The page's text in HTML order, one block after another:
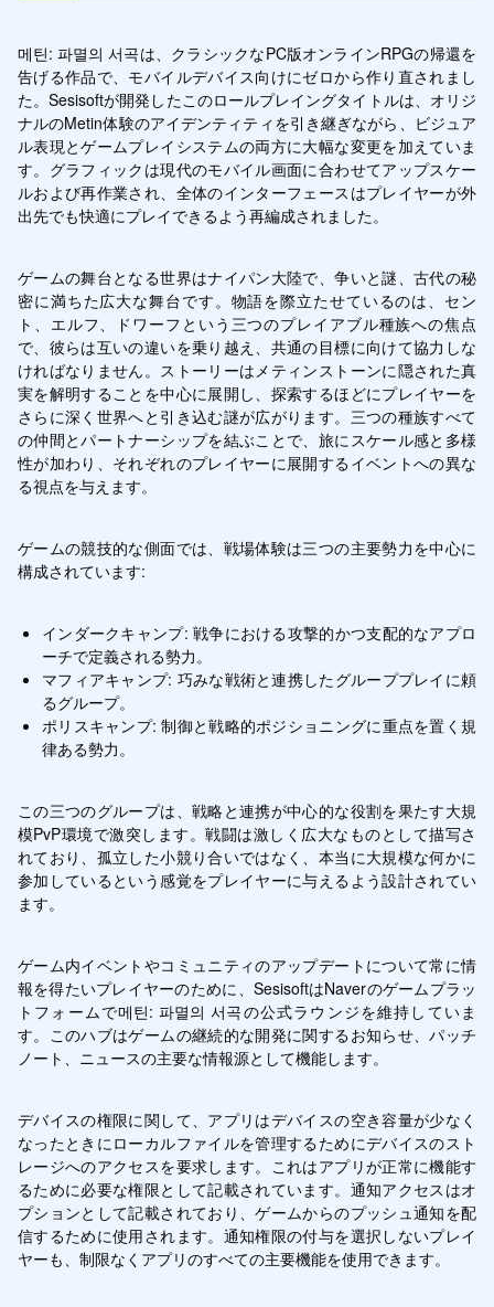
메틴: 파멸의 서곡は、クラシックなPC版オンラインRPGの帰還を
告げる作品で、モバイルデバイス向けにゼロから作り直されまし
た。Sesisoftが開発したこのロールプレイングタイトルは、オリジ
ナルのMetin体験のアイデンティティを引き継ぎながら、ビジュア
ル表現とゲームプレイシステムの両方に大幅な変更を加えていま
す。グラフィックは現代のモバイル画面に合わせてアップスケー
ルおよび再作業され、全体のインターフェースはプレイヤーが外
出先でも快適にプレイできるよう再編成されました。
ゲームの舞台となる世界はナイパン大陸で、争いと謎、古代の秘
密に満ちた広大な舞台です。物語を際立たせているのは、セン
ト、エルフ、ドワーフという三つのプレイアブル種族への焦点
で、彼らは互いの違いを乗り越え、共通の目標に向けて協力しな
ければなりません。ストーリーはメティンストーンに隠された真
実を解明することを中心に展開し、探索するほどにプレイヤーを
さらに深く世界へと引き込む謎が広がります。三つの種族すべて
の仲間とパートナーシップを結ぶことで、旅にスケール感と多様
性が加わり、それぞれのプレイヤーに展開するイベントへの異な
る視点を与えます。
ゲームの競技的な側面では、戦場体験は三つの主要勢力を中心に
構成されています:
インダークキャンプ: 戦争における攻撃的かつ支配的なアプロ
ーチで定義される勢力。
マフィアキャンプ: 巧みな戦術と連携したグループプレイに頼
るグループ。
ポリスキャンプ: 制御と戦略的ポジショニングに重点を置く規
律ある勢力。
この三つのグループは、戦略と連携が中心的な役割を果たす大規
模PvP環境で激突します。戦闘は激しく広大なものとして描写さ
れており、孤立した小競り合いではなく、本当に大規模な何かに
参加しているという感覚をプレイヤーに与えるよう設計されてい
ます。
ゲーム内イベントやコミュニティのアップデートについて常に情
報を得たいプレイヤーのために、SesisoftはNaverのゲームプラッ
トフォームで메틴: 파멸의 서곡の公式ラウンジを維持していま
す。このハブはゲームの継続的な開発に関するお知らせ、パッチ
ノート、ニュースの主要な情報源として機能します。
デバイスの権限に関して、アプリはデバイスの空き容量が少なく
なったときにローカルファイルを管理するためにデバイスのスト
レージへのアクセスを要求します。これはアプリが正常に機能す
るために必要な権限として記載されています。通知アクセスはオ
プションとして記載されており、ゲームからのプッシュ通知を配
信するために使用されます。通知権限の付与を選択しないプレイ
ヤーも、制限なくアプリのすべての主要機能を使用できます。